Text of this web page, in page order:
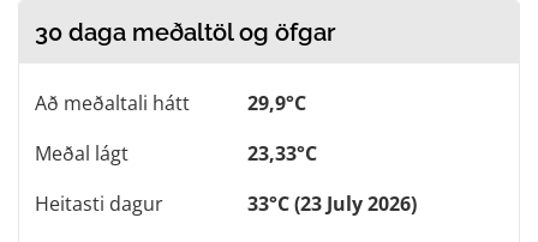
30 daga meðaltöl og öfgar
Að meðaltali hátt
29,9°C
Meðal lágt
23,33°C
Heitasti dagur
33°C (23 July 2026)